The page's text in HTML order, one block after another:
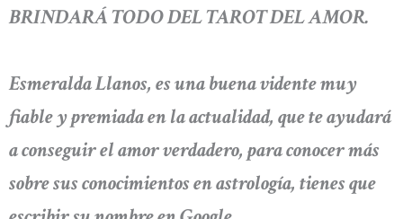
BRINDARÁ TODO DEL TAROT DEL AMOR.
Esmeralda Llanos, es una buena vidente muy
fiable y premiada en la actualidad, que te ayudará
a conseguir el amor verdadero, para conocer más
sobre sus conocimientos en astrología, tienes que